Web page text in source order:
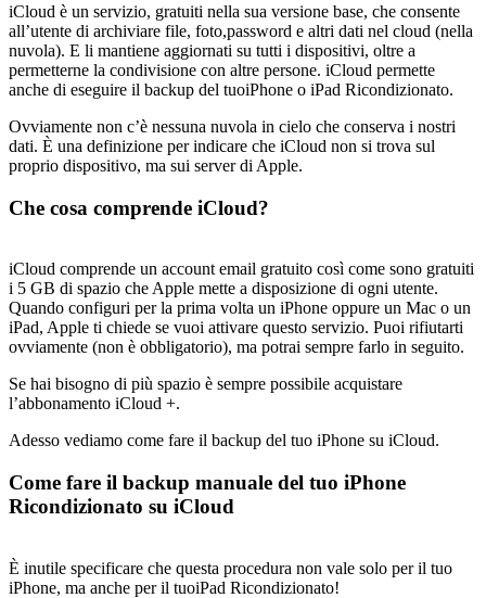
iCloud è un servizio, gratuiti nella sua versione base, che consente
all’utente di archiviare file, foto,password e altri dati nel cloud (nella
nuvola). E li mantiene aggiornati su tutti i dispositivi, oltre a
permetterne la condivisione con altre persone. iCloud permette
anche di eseguire il backup del tuoiPhone o iPad Ricondizionato.
Ovviamente non c’è nessuna nuvola in cielo che conserva i nostri
dati. È una definizione per indicare che iCloud non si trova sul
proprio dispositivo, ma sui server di Apple.
Che cosa comprende iCloud?
iCloud comprende un account email gratuito così come sono gratuiti
i 5 GB di spazio che Apple mette a disposizione di ogni utente.
Quando configuri per la prima volta un iPhone oppure un Mac o un
iPad, Apple ti chiede se vuoi attivare questo servizio. Puoi rifiutarti
ovviamente (non è obbligatorio), ma potrai sempre farlo in seguito.
Se hai bisogno di più spazio è sempre possibile acquistare
l’abbonamento iCloud +.
Adesso vediamo come fare il backup del tuo iPhone su iCloud.
Come fare il backup manuale del tuo iPhone
Ricondizionato su iCloud
È inutile specificare che questa procedura non vale solo per il tuo
iPhone, ma anche per il tuoiPad Ricondizionato!